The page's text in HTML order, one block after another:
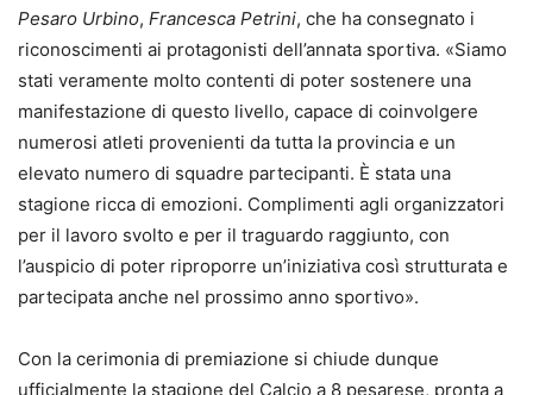
Pesaro Urbino, Francesca Petrini, che ha consegnato i
riconoscimenti ai protagonisti dell’annata sportiva. «Siamo
stati veramente molto contenti di poter sostenere una
manifestazione di questo livello, capace di coinvolgere
numerosi atleti provenienti da tutta la provincia e un
elevato numero di squadre partecipanti. È stata una
stagione ricca di emozioni. Complimenti agli organizzatori
per il lavoro svolto e per il traguardo raggiunto, con
l’auspicio di poter riproporre un’iniziativa così strutturata e
partecipata anche nel prossimo anno sportivo».
Con la cerimonia di premiazione si chiude dunque
ufficialmente la stagione del Calcio a 8 pesarese, pronta a